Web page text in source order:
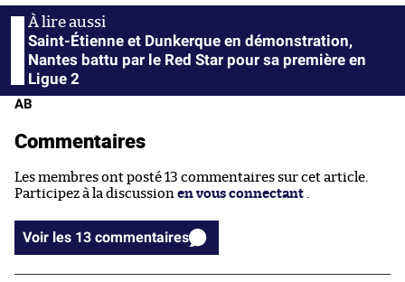
Saint-Étienne et Dunkerque en démonstration,
Nantes battu par le Red Star pour sa première en
Ligue 2
AB
Commentaires
Les membres ont posté 13 commentaires sur cet article.
Participez à la discussion en vous connectant
Voir les 13 commentaires